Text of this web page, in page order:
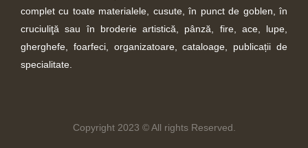
complet cu toate materialele, cusute, în punct de goblen, în
cruciuliţă sau în broderie artistică, pânză, fire, ace, lupe,
gherghefe, foarfeci, organizatoare, cataloage, publicații de
specialitate.
Copyright 2023 © All rights Reserved.